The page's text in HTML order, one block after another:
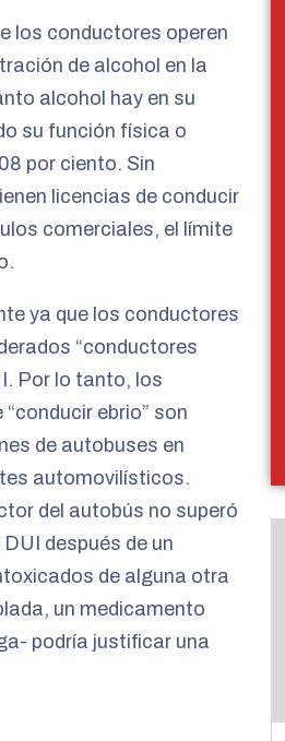
los conductores operen
de alcohol en la
alcohol hay en su
su función física o
por ciento. Sin
licencias de conducir
comerciales, el límite
ya que los conductores
“conductores
Por lo tanto, los
ebrio” son
de autobuses en
automovilísticos.
del autobús no superó
después de un
de alguna otra
un medicamento
podría justificar una